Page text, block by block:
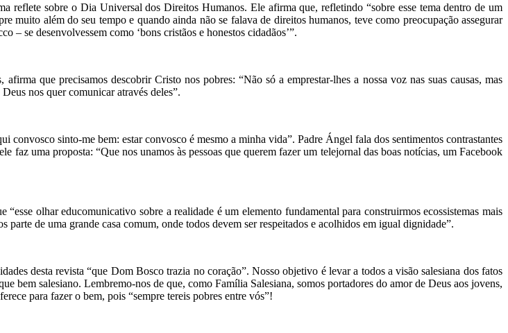
reflete sobre o Dia Universal dos Direitos Humanos. Ele afirma que, refletindo “sobre esse tema dentro de um
além do seu tempo e quando ainda não se falava de direitos humanos, teve como preocupação assegurar
– se desenvolvessem como ‘bons cristãos e honestos cidadãos’”.
que precisamos descobrir Cristo nos pobres: “Não só a emprestar-lhes a nossa voz nas suas causas, mas
nos quer comunicar através deles”.
sinto-me bem: estar convosco é mesmo a minha vida”. Padre Ángel fala dos sentimentos contrastantes
faz uma proposta: “Que nos unamos às pessoas que querem fazer um telejornal das boas notícias, um Facebook
olhar educomunicativo sobre a realidade é um elemento fundamental para construirmos ecossistemas mais
de uma grande casa comum, onde todos devem ser respeitados e acolhidos em igual dignidade”.
desta revista “que Dom Bosco trazia no coração”. Nosso objetivo é levar a todos a visão salesiana dos fatos
bem salesiano. Lembremo-nos de que, como Família Salesiana, somos portadores do amor de Deus aos jovens,
para fazer o bem, pois “sempre tereis pobres entre vós”!